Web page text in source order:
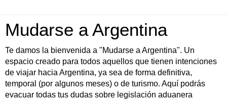
Mudarse a Argentina
Te damos la bienvenida a "Mudarse a Argentina". Un
espacio creado para todos aquellos que tienen intenciones
de viajar hacia Argentina, ya sea de forma definitiva,
temporal (por algunos meses) o de turismo. Aquí podrás
evacuar todas tus dudas sobre legislación aduanera